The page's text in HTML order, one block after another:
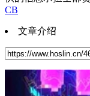
CB
文章介绍